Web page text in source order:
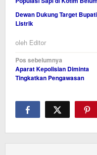
Dewan Dukung Target
Listrik
oleh Editor
Navigasi
pos
Pos sebelumnya
Aparat Kepolisian Diminta
Tingkatkan Pengawasan